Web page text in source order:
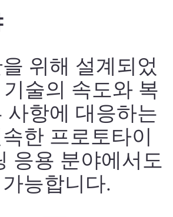
위해 설계되었
기술의 속도와 복
사항에 대응하는
한 프로토타이
응용 분야에서도
능합니다.